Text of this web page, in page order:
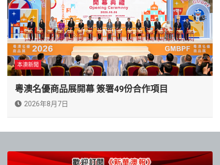
本澳新聞
粵澳名優商品展開幕 簽署49份合作項目
2026年8月7日